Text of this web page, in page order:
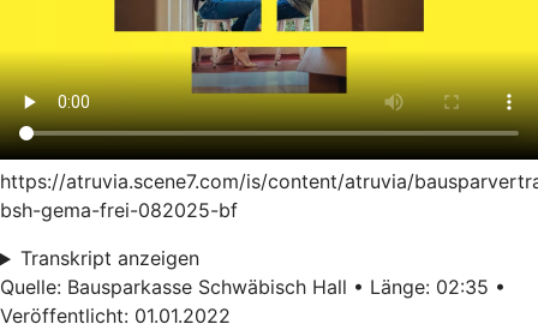
https://atruvia.scene7.com/is/content/atruvia/
bsh-gema-frei-082025-bf
Transkript anzeigen
Quelle: Bausparkasse Schwäbisch Hall • Länge: 02:35 •
Veröffentlicht: 01.01.2022